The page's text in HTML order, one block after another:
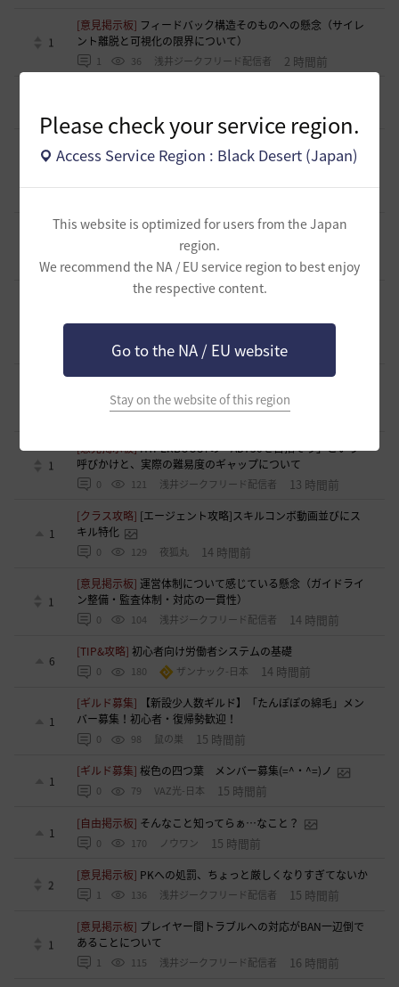
Please check your service region.
Access Service Region : Black Desert (Japan)
This website is optimized for users from the Japan
region.
We recommend the NA / EU service region to best enjoy
the respective content.
Go to the NA / EU website
Stay on the website of this region
1
[意見掲示板] フィードバック構造そのものへの懸念（サイレ
ント離脱と可視化の限界について）
1 36 浅井ジークフリード配信者 2 時間前
好きなキャラで好きなことを！無言OK挨拶自
由！基本ソロだけどたまにおしゃべりを楽しんだり(*'ω'*)
[ギルド募集] ギルド【Patera】ギルドメンバー募集中！ 初心
0 110 かぐらBDO 11 時間前
[ギルド募集]ギルチャ完全無言推奨・ソロ向けギルド「スト
多数所属・スキル目当て◎）
63 くろいばら 11 時間前
[意見掲示板]釣りの「他の冒険者の船舶搭乗防止」設定が毎
回リセットされる問題について
94 浅井ジークフリード配信者 12 時間前
1
[意見掲示板]HYPERBOOSTの「AD750を目指そう」という
呼びかけと、実際の難易度のギャップについて
0 121 浅井ジークフリード配信者 13 時間前
1
[クラス攻略] [エージェント攻略]スキルコンボ動画並びにス
キル特化
0 129 夜狐丸 14 時間前
1
[意見掲示板]運営体制について感じている懸念（ガイドライ
ン整備・監査体制・対応の一貫性）
0 104 浅井ジークフリード配信者 14 時間前
6
[TIP&攻略]初心者向け労働者システムの基礎
0 180 ザンナック-日本 14 時間前
1
[ギルド募集]
【新設少人数ギルド】「たんぽぽの綿毛」メン
バー募集！初心者・復帰勢歓迎！
0 98 鼠の巣 15 時間前
1
[ギルド募集]桜色の四つ葉 メンバー募集(=^・^=)ノ
0 79 VAZ光-日本 15 時間前
1
[自由掲示板] そんなこと知ってらぁ…なこと？
0 170 ノウワン 15 時間前
2
[意見掲示板] PKへの処罰、ちょっと厳しくなりすぎてないか
1 136 浅井ジークフリード配信者 15 時間前
1
[意見掲示板] プレイヤー間トラブルへの対応がBAN一辺倒で
あることについて
1 115 浅井ジークフリード配信者 16 時間前